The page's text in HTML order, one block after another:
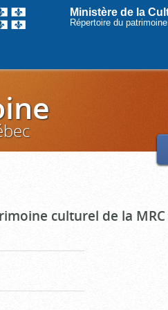
Ministère de la
Répertoire du
culturel de la